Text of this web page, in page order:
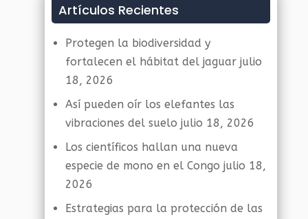
Artículos Recientes
Protegen la biodiversidad y
fortalecen el hábitat del jaguar julio
18, 2026
Así pueden oír los elefantes las
vibraciones del suelo julio 18, 2026
Los científicos hallan una nueva
especie de mono en el Congo julio 18,
2026
Estrategias para la protección de las